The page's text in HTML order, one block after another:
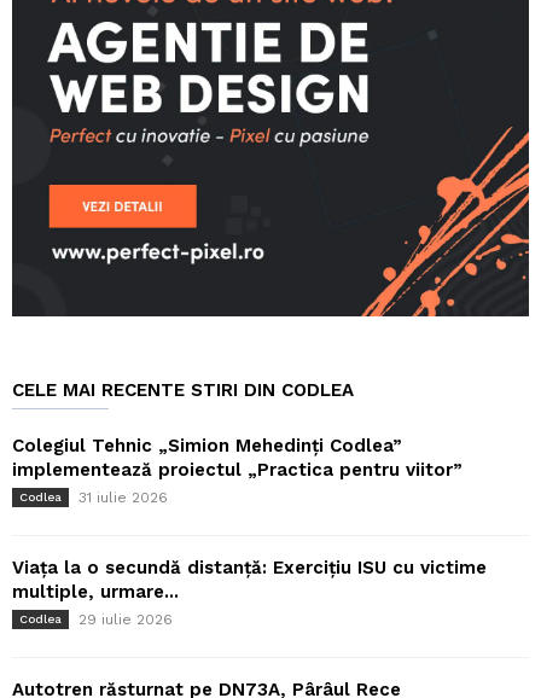
CELE MAI RECENTE STIRI DIN CODLEA
Colegiul Tehnic „Simion Mehedinți Codlea”
implementează proiectul „Practica pentru viitor”
Codlea 31 iulie 2026
Viața la o secundă distanță: Exercițiu ISU cu victime
multiple, urmare...
Codlea 29 iulie 2026
Autotren răsturnat pe DN73A, Pârâul Rece